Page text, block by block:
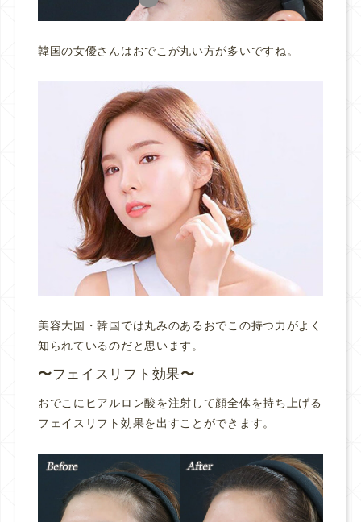
韓国の女優さんはおでこが丸い方が多いですね。
美容大国・韓国では丸みのあるおでこの持つ力がよく
知られているのだと思います。
フェイスリフト効果
おでこにヒアルロン酸を注射して顔全体を持ち上げる
フェイスリフト効果を出すことができます。